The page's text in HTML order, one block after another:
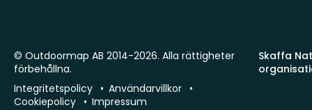
Skaffa
© Outdoormap AB 2014-2026. Alla rättigheter
förbehållna.
Integritetspolicy
Användarvillkor
Cookiepolicy
Impressum